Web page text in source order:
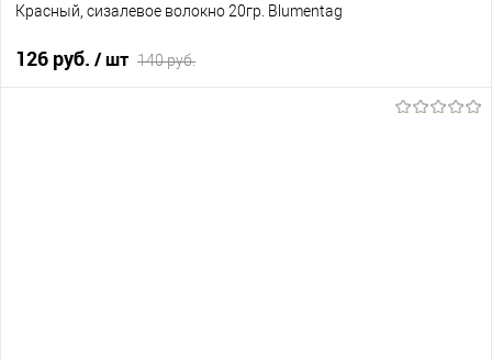
Красный, сизалевое волокно 20гр. Blumentag
126 руб. / шт 140 руб.